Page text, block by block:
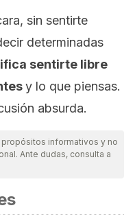
sin sentirte
determinadas
sentirte libre
y lo que piensas.
absurda.
informativos y no
Ante dudas, consulta a